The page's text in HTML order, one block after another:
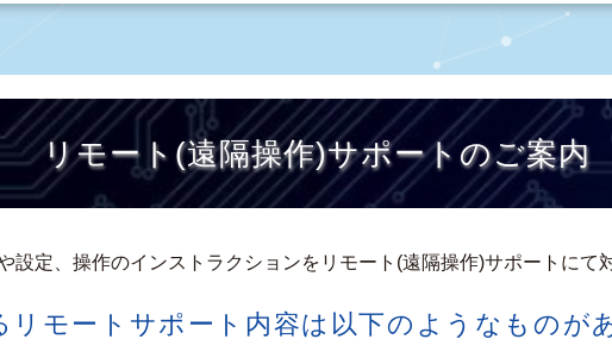
リモート(遠隔操作)サポートのご案内
設定、操作のインストラクションをリモート(遠隔操作)サポートにて
リモートサポート内容は以下のようなものが